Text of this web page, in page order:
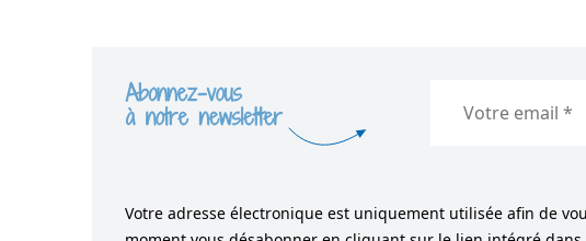
Votre adresse électronique est uniquement utilisée afin de